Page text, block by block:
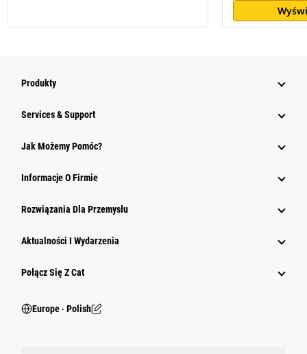
Produkty
Services & Support
Jak Możemy Pomóc?
Informacje O Firmie
Rozwiązania Dla Przemysłu
Aktualności I Wydarzenia
Połącz Się Z Cat
Europe ‧ Polish